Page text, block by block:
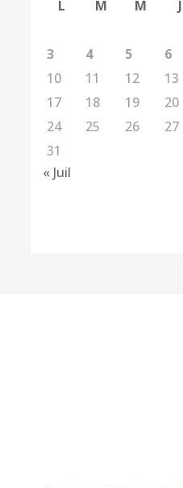
L M M J
3
4 5 6
10
11 12 13
17
18 19 20
24
25 26 27
31
« Juil